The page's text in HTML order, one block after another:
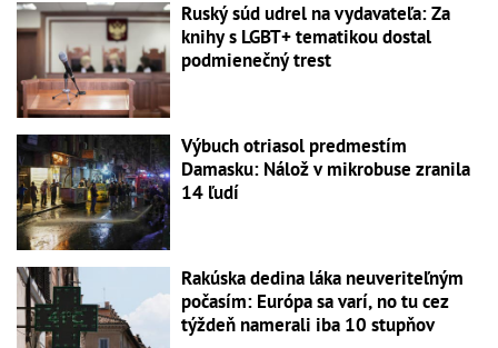
Ruský súd udrel na vydavateľa: Za
knihy s LGBT+ tematikou dostal
podmienečný trest
Výbuch otriasol predmestím
Damasku: Nálož v mikrobuse zranila
14 ľudí
Rakúska dedina láka neuveriteľným
počasím: Európa sa varí, no tu cez
týždeň namerali iba 10 stupňov